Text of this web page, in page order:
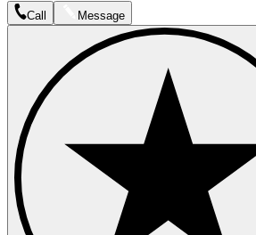
Call Message